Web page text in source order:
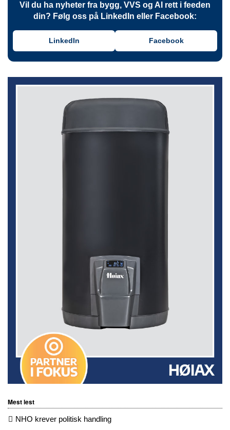
Vil du ha nyheter fra bygg, VVS og AI rett i feeden
din? Følg oss på LinkedIn eller Facebook:
LinkedIn Facebook
Mest lest
NHO krever politisk handling